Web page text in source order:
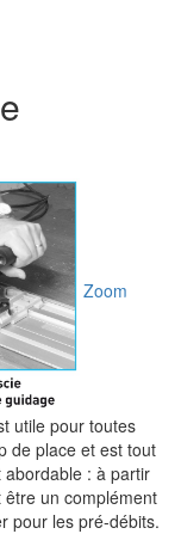
Zoom
utile pour toutes
de place et est tout
: à partir
un complément
pour les pré-débits.